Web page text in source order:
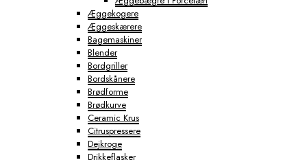
Æggekogere
Æggeskærere
Bagemaskiner
Blender
Bordgriller
Bordskånere
Brødforme
Brødkurve
Ceramic Krus
Citruspressere
Dejkroge
Drikkeflasker